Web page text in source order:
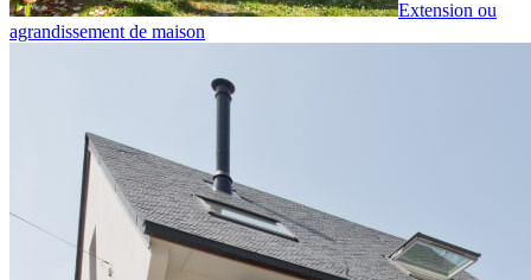
Extension ou
agrandissement de maison